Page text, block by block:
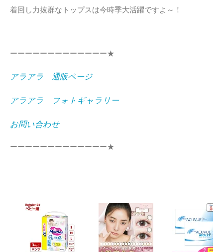
着回し力抜群なトップスは今時季大活躍ですよ～！
ーーーーーーーーーーーーー★
アラアラ 通販ページ
アラアラ フォトギャラリー
お問い合わせ
ーーーーーーーーーーーーー★